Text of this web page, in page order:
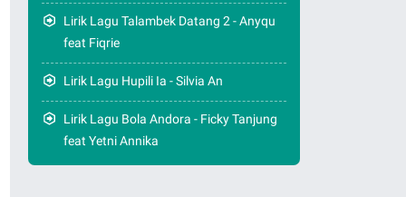
Lirik Lagu Talambek Datang 2 - Anyqu
feat Fiqrie
Lirik Lagu Hupili Ia - Silvia An
Lirik Lagu Bola Andora - Ficky Tanjung
feat Yetni Annika